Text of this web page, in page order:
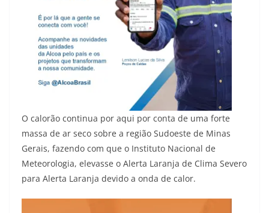
O calorão continua por aqui por conta de uma forte
massa de ar seco sobre a região Sudoeste de Minas
Gerais, fazendo com que o Instituto Nacional de
Meteorologia, elevasse o Alerta Laranja de Clima Severo
para Alerta Laranja devido a onda de calor.